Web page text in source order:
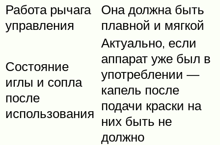
Работа рычага
управления
Она должна быть
плавной и мягкой
Состояние
иглы и сопла
после
использования
Актуально, если
аппарат уже был в
употреблении —
капель после
подачи краски на
них быть не
должно